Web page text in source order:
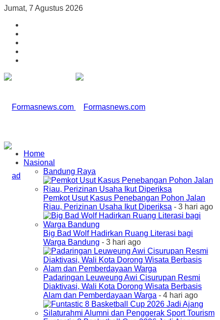
Jumat, 7 Agustus 2026
Home
Nasional
Bandung Raya
Pemkot Usut Kasus Penebangan Pohon Jalan
Riau, Perizinan Usaha Ikut Diperiksa - 3 hari ago
Big Bad Wolf Hadirkan Ruang Literasi bagi
Warga Bandung - 3 hari ago
Padaringan Leuweung Awi Cisurupan Resmi
Diaktivasi, Wali Kota Dorong Wisata Berbasis
Alam dan Pemberdayaan Warga - 4 hari ago